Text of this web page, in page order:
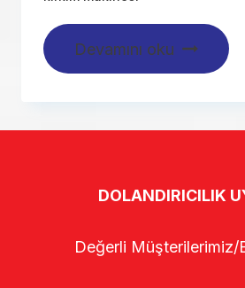
Devamını oku
DOLANDIRICILIK
Değerli Müşterilerimiz/